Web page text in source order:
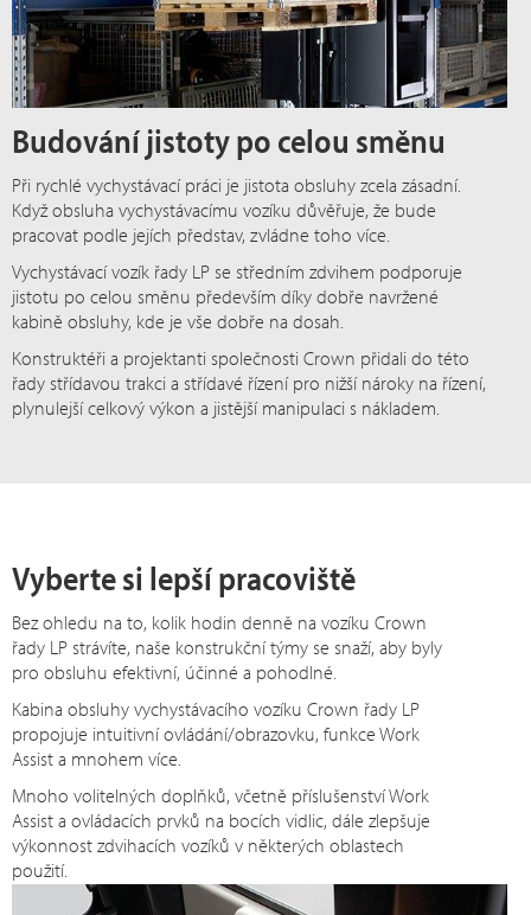
Budování jistoty po celou směnu
Při rychlé vychystávací práci je jistota obsluhy zcela zásadní.
Když obsluha vychystávacímu vozíku důvěřuje, že bude
pracovat podle jejích představ, zvládne toho více.
Vychystávací vozík řady LP se středním zdvihem podporuje
jistotu po celou směnu především díky dobře navržené
kabině obsluhy, kde je vše dobře na dosah.
Konstruktéři a projektanti společnosti Crown přidali do této
řady střídavou trakci a střídavé řízení pro nižší nároky na řízení,
plynulejší celkový výkon a jistější manipulaci s nákladem.
Vyberte si lepší pracoviště
Bez ohledu na to, kolik hodin denně na vozíku Crown
řady LP strávíte, naše konstrukční týmy se snaží, aby byly
pro obsluhu efektivní, účinné a pohodlné.
Kabina obsluhy vychystávacího vozíku Crown řady LP
propojuje intuitivní ovládání/obrazovku, funkce Work
Assist a mnohem více.
Mnoho volitelných doplňků, včetně příslušenství Work
Assist a ovládacích prvků na bocích vidlic, dále zlepšuje
výkonnost zdvihacích vozíků v některých oblastech
použití.